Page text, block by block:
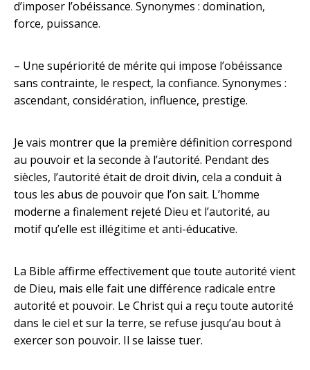
d’imposer l’obéissance. Synonymes : domination,
force, puissance.
– Une supériorité de mérite qui impose l’obéissance
sans contrainte, le respect, la confiance. Synonymes :
ascendant, considération, influence, prestige.
Je vais montrer que la première définition correspond
au pouvoir et la seconde à l’autorité. Pendant des
siècles, l’autorité était de droit divin, cela a conduit à
tous les abus de pouvoir que l’on sait. L’homme
moderne a finalement rejeté Dieu et l’autorité, au
motif qu’elle est illégitime et anti-éducative.
La Bible affirme effectivement que toute autorité vient
de Dieu, mais elle fait une différence radicale entre
autorité et pouvoir. Le Christ qui a reçu toute autorité
dans le ciel et sur la terre, se refuse jusqu’au bout à
exercer son pouvoir. Il se laisse tuer.